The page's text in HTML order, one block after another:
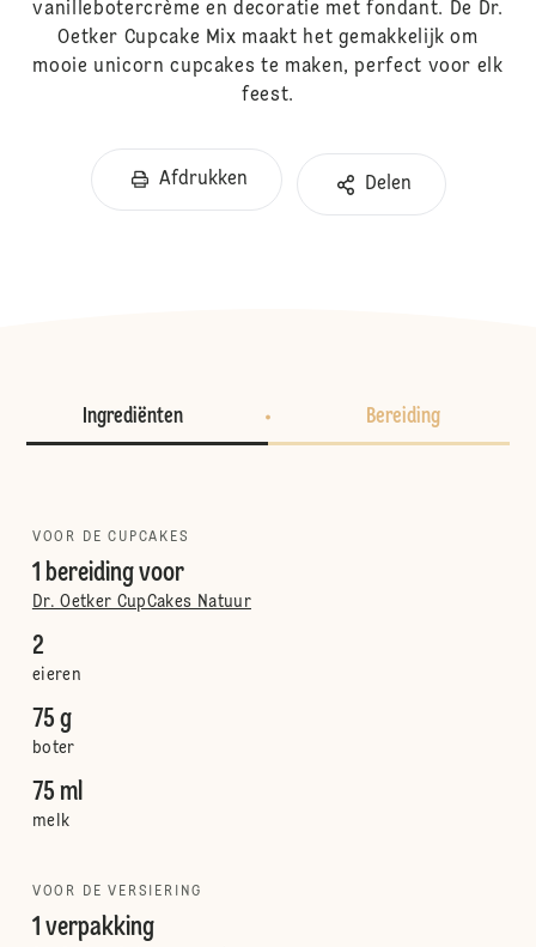
vanillebotercrème en decoratie met fondant. De Dr.
Oetker Cupcake Mix maakt het gemakkelijk om
mooie unicorn cupcakes te maken, perfect voor elk
feest.
Afdrukken Delen
Ingrediënten Bereiding
VOOR DE CUPCAKES
1 bereiding voor
Dr. Oetker CupCakes Natuur
2
eieren
75 g
boter
75 ml
melk
VOOR DE VERSIERING
1 verpakking